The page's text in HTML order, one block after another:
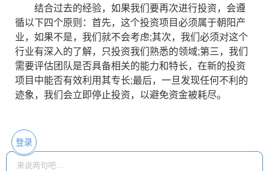
结合过去的经验，如果我们要再次进行投资，会遵
循以下四个原则：首先，这个投资项目必须属于朝阳产
业，如果不是，我们就不会考虑;其次，我们必须对这个
行业有深入的了解，只投资我们熟悉的领域;第三，我们
需要评估团队是否具备相关的能力和特长，在新的投资
项目中能否有效利用其专长;最后，一旦发现任何不利的
迹象，我们会立即停止投资，以避免资金被耗尽。
登录